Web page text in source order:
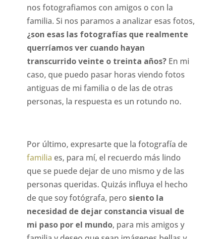
nos fotografiamos con amigos o con la
familia. Si nos paramos a analizar esas fotos,
¿son esas las fotografías que realmente
querríamos ver cuando hayan
transcurrido veinte o treinta años?En mi
caso, que puedo pasar horas viendo fotos
antiguas de mi familia o de las de otras
personas, la respuesta es un rotundo no.
Por último, expresarte que la fotografía de
familia es, para mí, el recuerdo más lindo
que se puede dejar de uno mismo y de las
personas queridas. Quizás influya el hecho
de que soy fotógrafa, pero siento la
necesidad de dejar constancia visual de
mi paso por el mundo, para mis amigos y